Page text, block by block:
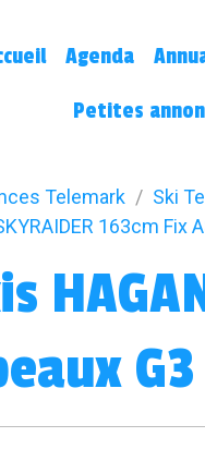
Agenda
Petites
Telemark
Ski
163cm Fix
G3